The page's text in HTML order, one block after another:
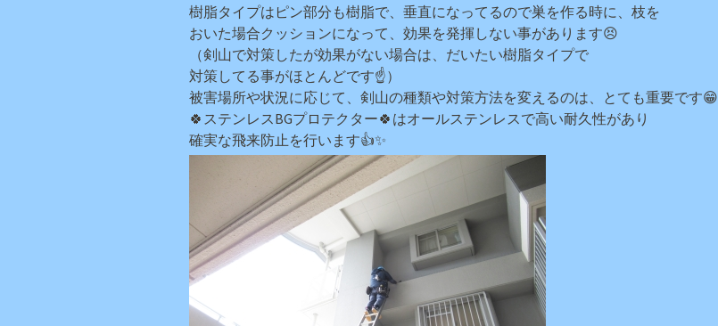
樹脂タイプはピン部分も樹脂で、垂直になってるので巣を作る時に、枝を
おいた場合クッションになって、効果を発揮しない事があります😣
（剣山で対策したが効果がない場合は、だいたい樹脂タイプで
対策してる事がほとんどです☝）
被害場所や状況に応じて、剣山の種類や対策方法を変えるのは、とても重要です😁
🍀ステンレスBGプロテクター🍀はオールステンレスで高い耐久性があり
確実な飛来防止を行います👍✨